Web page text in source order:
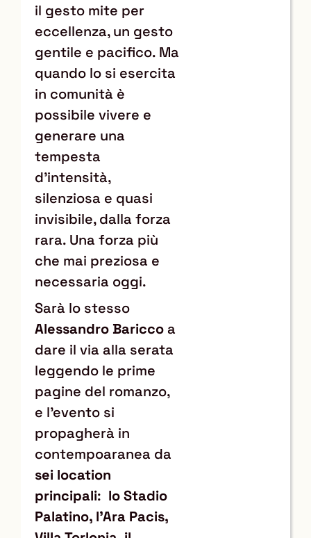
il gesto mite per
eccellenza, un gesto
gentile e pacifico. Ma
quando lo si esercita
in comunità è
possibile vivere e
generare una
tempesta
d’intensità,
silenziosa e quasi
invisibile, dalla forza
rara. Una forza più
che mai preziosa e
necessaria oggi.
Sarà lo stesso
Alessandro Baricco a
dare il via alla serata
leggendo le prime
pagine del romanzo,
e l’evento si
propagherà in
contempoaranea da
sei location
principali: lo Stadio
Palatino, l’Ara Pacis,